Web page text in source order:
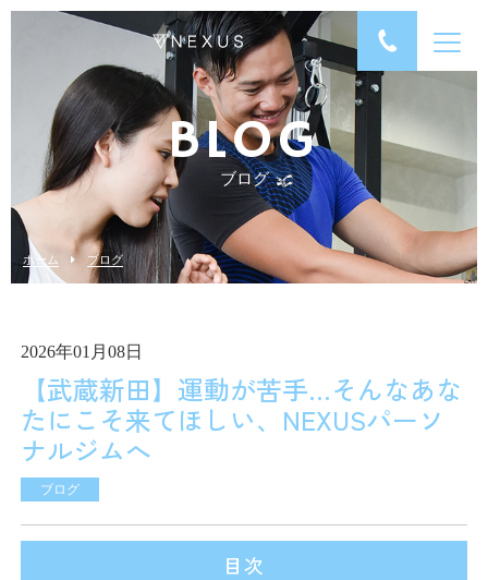
BLOG
ブログ
ホーム ブログ
2026年01月08日
【武蔵新田】運動が苦手…そんなあな
たにこそ来てほしい、NEXUSパーソ
ナルジムへ
ブログ
目次